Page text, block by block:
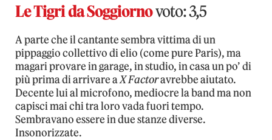
Le Tigri da Soggiornovoto: 3,5
A parte che il cantante sembra vittima di un
pippaggio collettivo di elio (come pure Paris), ma
magari provare in garage, in studio, in casa un po’ di
più prima di arrivare aX Factoravrebbe aiutato.
Decente lui al microfono, mediocre la band ma non
capisci mai chi tra loro vada fuori tempo.
Sembravano essere in due stanze diverse.
Insonorizzate.